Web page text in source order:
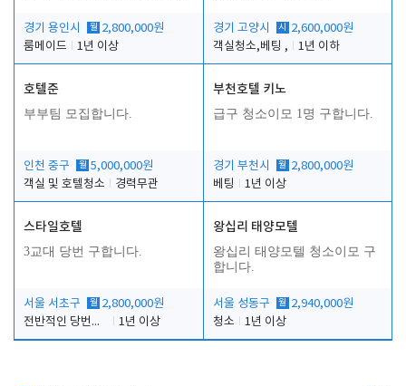
경기 용인시 월 2,800,000원
룸메이드
1년 이상
경기 고양시 시
2,600,000원
객실청소,베팅 ,
1년 이하
호텔준
부부팀 모집합니다.
인천 중구 월 5,000,000원
객실 및 호텔청소
경력무관
부천호텔 키노
급구 청소이모 1명 구합니다.
경기 부천시 월 2,800,000원
베팅
1년 이상
스타일호텔
3교대 당번 구합니다.
서울 서초구 월 2,800,000원
전반적인 당번업무
1년 이상
왕십리 태양모텔
왕십리 태양모텔 청소이모 구
합니다.
서울 성동구 월 2,940,000원
청소
1년 이상